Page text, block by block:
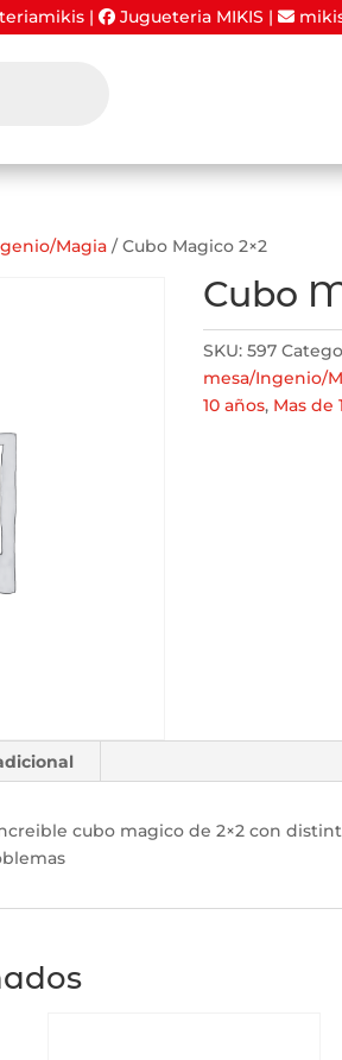
| Jugueteria MIKIS |
Magia / Cubo Magico 2×2
Cubo
SKU:597
mesa/Ingenio/
10 años, Mas de
cubo magico de 2×2 con